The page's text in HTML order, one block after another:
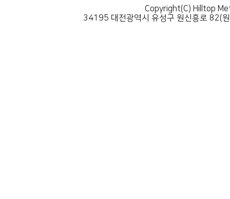
Copyright(C) Hilltop
34195 대전광역시 유성구 원신흥로